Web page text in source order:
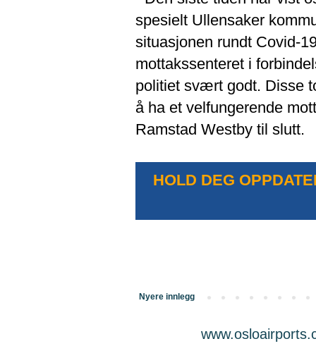
spesielt Ullensaker
situasjonen rundt Covid-
mottakssenteret i
politiet svært godt. Disse
å ha et velfungerende
Ramstad Westby til slutt.
HOLD DEG
Nyere innlegg